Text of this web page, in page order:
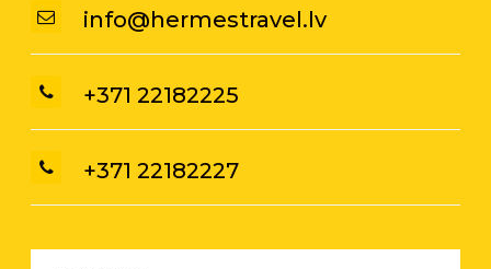
info@hermestravel.lv
+371 22182225
+371 22182227